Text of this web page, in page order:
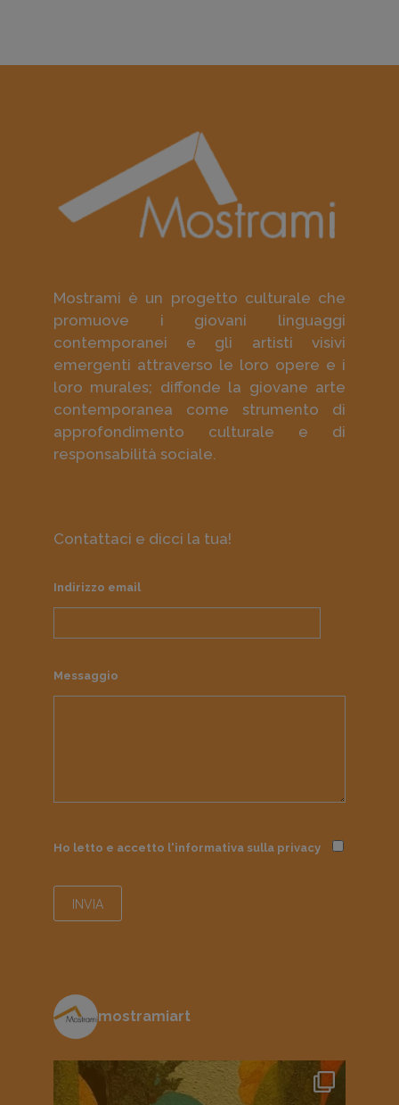
Mostrami è un progetto culturale che
promuove i giovani linguaggi
contemporanei e gli artisti visivi
emergenti attraverso le loro opere e i
loro murales; diffonde la giovane arte
contemporanea come strumento di
approfondimento culturale e di
responsabilità sociale.
Contattaci e dicci la tua!
Indirizzo email
Messaggio
Ho letto e accetto l'informativa sulla privacy
mostramiart